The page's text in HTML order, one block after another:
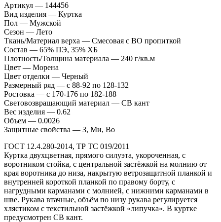
Артикул — 144456
Вид изделия — Куртка
Пол — Мужской
Сезон — Лето
Ткань/Материал верха — Смесовая с ВО пропиткой
Состав — 65% ПЭ, 35% ХБ
Плотность/Толщина материала — 240 г/кв.м
Цвет — Морена
Цвет отделки — Черный
Размерный ряд — с 88-92 по 128-132
Ростовка — с 170-176 по 182-188
Световозвращающий материал — СВ кант
Вес изделия — 0.62
Объем — 0.0026
Защитные свойства — З, Ми, Во
ГОСТ 12.4.280-2014, ТР ТС 019/2011
Куртка двухцветная, прямого силуэта, укороченная, с
воротником стойка, с центральной застёжкой на молнию от
края воротника до низа, накрытую ветрозащитной планкой и
внутренней короткой планкой по правому борту, с
нагрудными карманами с молнией, с нижними карманами в
шве. Рукава втачные, объём по низу рукава регулируется
хлястиком с текстильной застёжкой «липучка». В куртке
предусмотрен СВ кант.